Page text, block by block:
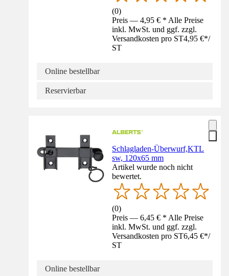
(0)
Preis — 4,95 € * Alle Preise
inkl. MwSt. und ggf. zzgl.
Versandkosten pro ST4,95 €*/
ST
Online bestellbar
Reservierbar
Schlagladen-Überwurf,KTL
sw, 120x65 mm
Artikel wurde noch nicht
bewertet.
(0)
Preis — 6,45 € * Alle Preise
inkl. MwSt. und ggf. zzgl.
Versandkosten pro ST6,45 €*/
ST
Online bestellbar